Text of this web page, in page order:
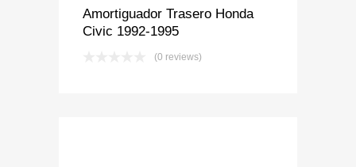
Amortiguador Trasero Honda
Civic 1992-1995
(0 reviews)